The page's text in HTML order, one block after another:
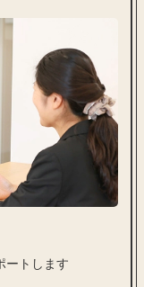
ートします